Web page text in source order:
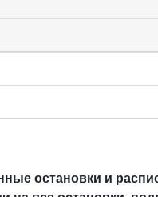
остановки и